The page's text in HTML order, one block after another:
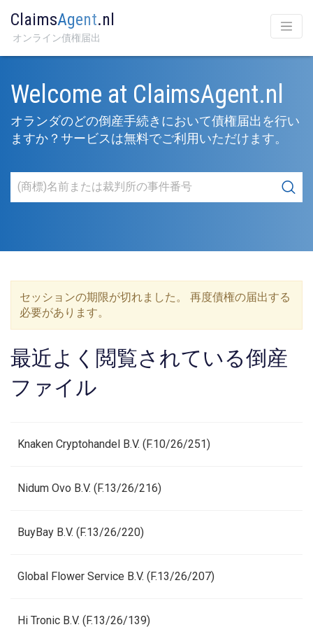
ClaimsAgent.nl
オンライン債権届出
Welcome at ClaimsAgent.nl
オランダのどの倒産手続きにおいて債権届出を行い
ますか？サービスは無料でご利用いただけます。
セッションの期限が切れました。 再度債権の届出する
必要があります。
最近よく閲覧されている倒産
ファイル
Knaken Cryptohandel B.V. (F.10/26/251)
Nidum Ovo B.V. (F.13/26/216)
BuyBay B.V. (F.13/26/220)
Global Flower Service B.V. (F.13/26/207)
Hi Tronic B.V. (F.13/26/139)